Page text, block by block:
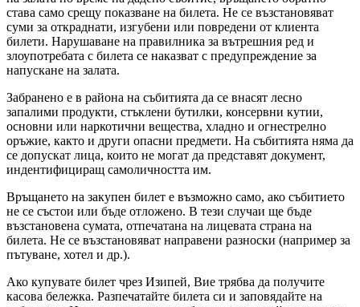
става само срещу показване на билета. Не се възстановяват
суми за откраднати, изгубени или повредени от клиента
билети. Нарушаване на правилника за вътрешния ред и
злоупотребата с билета се наказват с предупреждение за
напускане на залата.
Забранено е в района на събитията да се внасят лесно
запалими продукти, стъклени бутилки, консервни кутии,
основни или наркотични вещества, хладно и огнестрелно
оръжие, както и други опасни предмети. На събитията няма да
се допускат лица, които не могат да представят документ,
индентифициращ самоличността им.
Връщането на закупен билет е възможно само, ако събитието
не се състои или бъде отложено. В тези случаи ще бъде
възстановена сумата, отпечатана на лицевата страна на
билета. Не се възстановяват направени разноски (например за
пътуване, хотел и др.).
Ако купувате билет чрез Изипей, Вие трябва да получите
касова бележка. Разпечатайте билета си и заповядайте на